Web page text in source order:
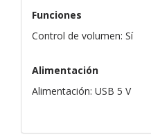
Funciones
Control de volumen: Sí
Alimentación
Alimentación: USB 5 V